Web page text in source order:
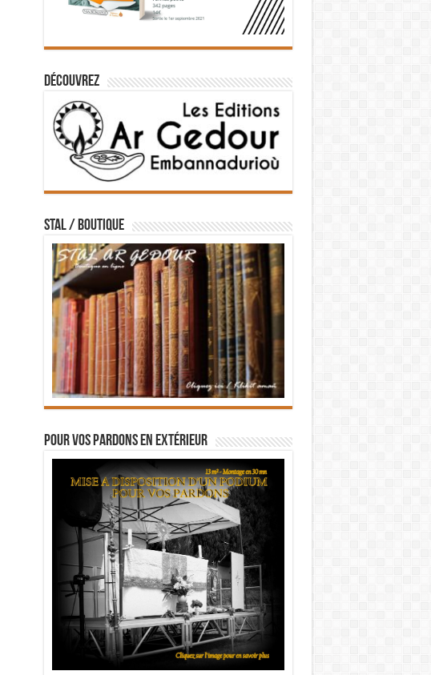
Découvrez
STAL / BOUTIQUE
Pour vos pardons en extérieur